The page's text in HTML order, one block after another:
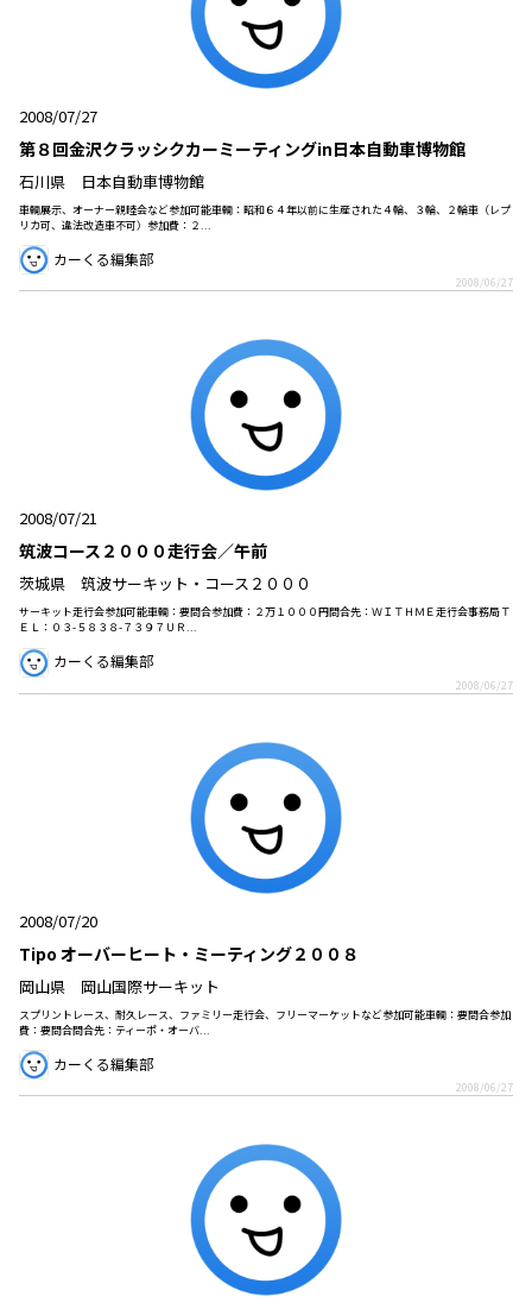
2008/07/27
第８回金沢クラッシクカーミーティングin日本自動車博物館
石川県 日本自動車博物館
車輌展示、オーナー親睦会など参加可能車輌：昭和６４年以前に生産された４輪、３輪、２輪車（レプ
リカ可、違法改造車不可）参加費：２...
カーくる編集部
2008/06/27
2008/07/21
筑波コース２０００走行会／午前
茨城県 筑波サーキット・コース２０００
サーキット走行会参加可能車輌：要問合参加費：２万１０００円問合先：ＷＩＴＨＭＥ走行会事務局Ｔ
ＥＬ：０３-５８３８-７３９７ＵＲ...
カーくる編集部
2008/06/27
2008/07/20
Tipo オーバーヒート・ミーティング２００８
岡山県 岡山国際サーキット
スプリントレース、耐久レース、ファミリー走行会、フリーマーケットなど参加可能車輌：要問合参加
費：要問合問合先：ティーポ・オーバ...
カーくる編集部
2008/06/27